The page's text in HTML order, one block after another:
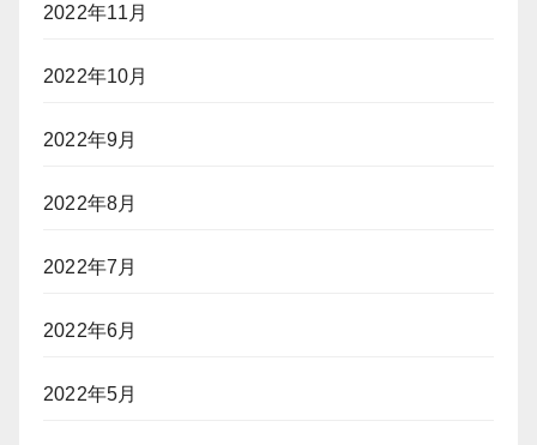
2022年11月
2022年10月
2022年9月
2022年8月
2022年7月
2022年6月
2022年5月